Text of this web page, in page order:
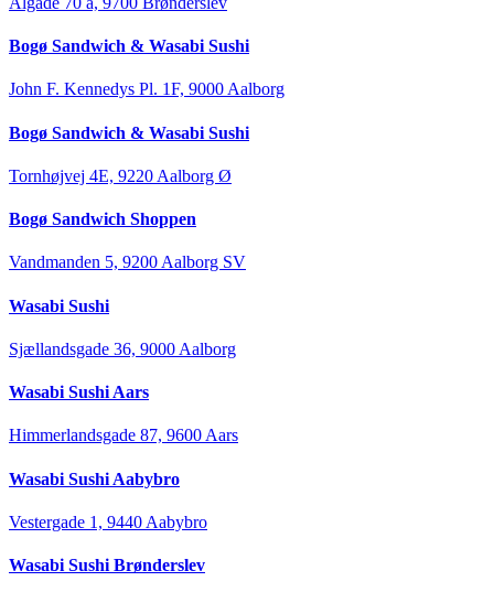
Bogø Sandwich & Wasabi Sushi
John F. Kennedys Pl. 1F, 9000 Aalborg
Bogø Sandwich & Wasabi Sushi
Tornhøjvej 4E, 9220 Aalborg Ø
Bogø Sandwich Shoppen
Vandmanden 5, 9200 Aalborg SV
Wasabi Sushi
Sjællandsgade 36, 9000 Aalborg
Wasabi Sushi Aars
Himmerlandsgade 87, 9600 Aars
Wasabi Sushi Aabybro
Vestergade 1, 9440 Aabybro
Wasabi Sushi Brønderslev